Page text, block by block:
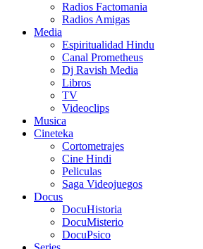
Radios Factomania
Radios Amigas
Media
Espiritualidad Hindu
Canal Prometheus
Dj Ravish Media
Libros
TV
Videoclips
Musica
Cineteka
Cortometrajes
Cine Hindi
Peliculas
Saga Videojuegos
Docus
DocuHistoria
DocuMisterio
DocuPsico